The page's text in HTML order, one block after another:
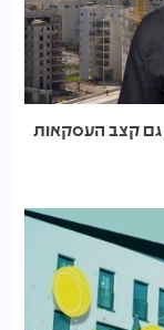
גם קצב העסקאות